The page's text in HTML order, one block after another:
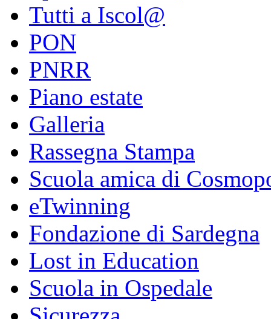
Tutti a Iscol@
PON
PNRR
Piano estate
Galleria
Rassegna Stampa
Scuola amica di
eTwinning
Fondazione di Sardegna
Lost in Education
Scuola in Ospedale